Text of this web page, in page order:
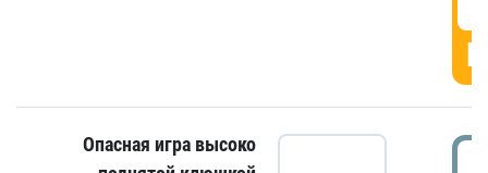
Опасная игра высоко